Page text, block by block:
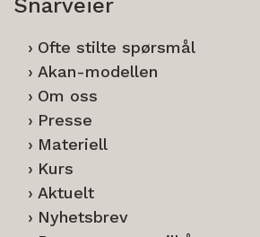
Snarveier
Ofte stilte spørsmål
Akan-modellen
Om oss
Presse
Materiell
Kurs
Aktuelt
Nyhetsbrev